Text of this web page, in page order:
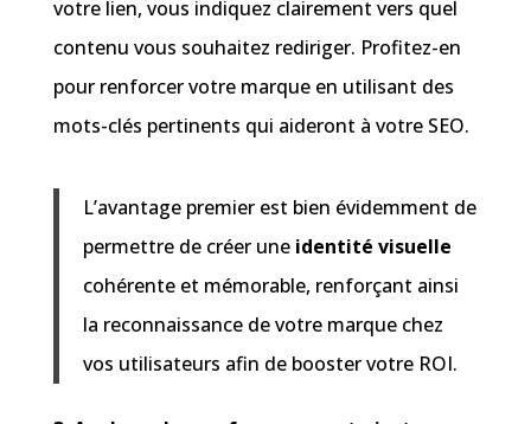
votre lien, vous indiquez clairement vers quel
contenu vous souhaitez rediriger. Profitez-en
pour renforcer votre marque en utilisant des
mots-clés pertinents qui aideront à votre SEO.
L’avantage premier est bien évidemment de
permettre de créer une identité visuelle
cohérente et mémorable, renforçant ainsi
la reconnaissance de votre marque chez
vos utilisateurs afin de booster votre ROI.